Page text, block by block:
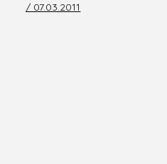
/ 07.03.2011